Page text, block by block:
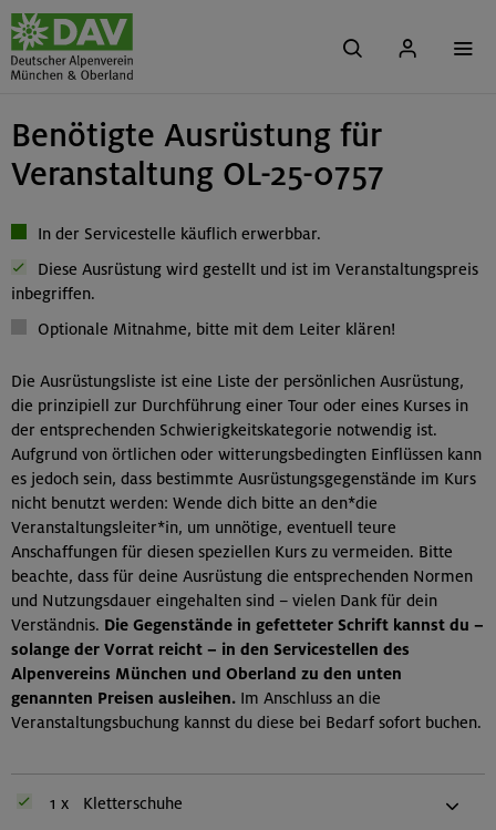
Benötigte Ausrüstung für
Veranstaltung OL-25-0757
In der Servicestelle käuflich erwerbbar.
Diese Ausrüstung wird gestellt und ist im Veranstaltungspreis
inbegriffen.
Optionale Mitnahme, bitte mit dem Leiter klären!
Die Ausrüstungsliste ist eine Liste der persönlichen Ausrüstung,
die prinzipiell zur Durchführung einer Tour oder eines Kurses in
der entsprechenden Schwierigkeitskategorie notwendig ist.
Aufgrund von örtlichen oder witterungsbedingten Einflüssen kann
es jedoch sein, dass bestimmte Ausrüstungsgegenstände im Kurs
nicht benutzt werden: Wende dich bitte an den*die
Veranstaltungsleiter*in, um unnötige, eventuell teure
Anschaffungen für diesen speziellen Kurs zu vermeiden. Bitte
beachte, dass für deine Ausrüstung die entsprechenden Normen
und Nutzungsdauer eingehalten sind – vielen Dank für dein
Verständnis. Die Gegenstände in gefetteter Schrift kannst du –
solange der Vorrat reicht – in den Servicestellen des
Alpenvereins München und Oberland zu den unten
genannten Preisen ausleihen. Im Anschluss an die
Veranstaltungsbuchung kannst du diese bei Bedarf sofort buchen.
1 x Kletterschuhe